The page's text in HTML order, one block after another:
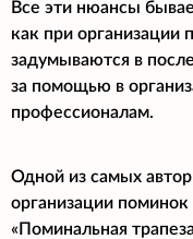
Все эти нюансы
как при организации
задумываются в
за помощью в
профессионалам.
Одной из самых
организации поминок
«Поминальная